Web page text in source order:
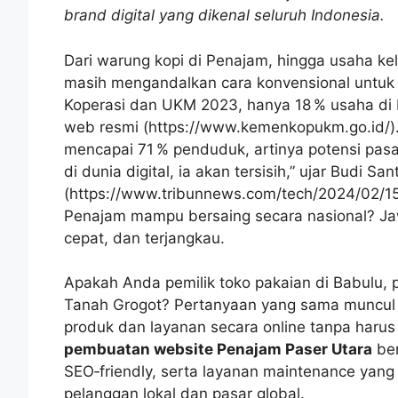
brand digital yang dikenal seluruh Indonesia.
Dari warung kopi di Penajam, hingga usaha
masih mengandalkan cara konvensional
Koperasi dan UKM 2023, hanya 18 % usaha
web resmi (https://
mencapai 71 % penduduk, artinya potensi
di dunia digital, ia akan tersisih,” ujar Budi
(https://www.tribunnews.com/tech/2024/02/
Penajam mampu bersaing secara nasional?
cepat, dan terjangkau.
Apakah Anda pemilik toko pakaian di
Tanah Grogot? Pertanyaan yang sama
produk dan layanan secara online tanpa
pembuatan website Penajam Paser Utara
SEO‑friendly, serta layanan maintenance
pelanggan lokal dan pasar global.